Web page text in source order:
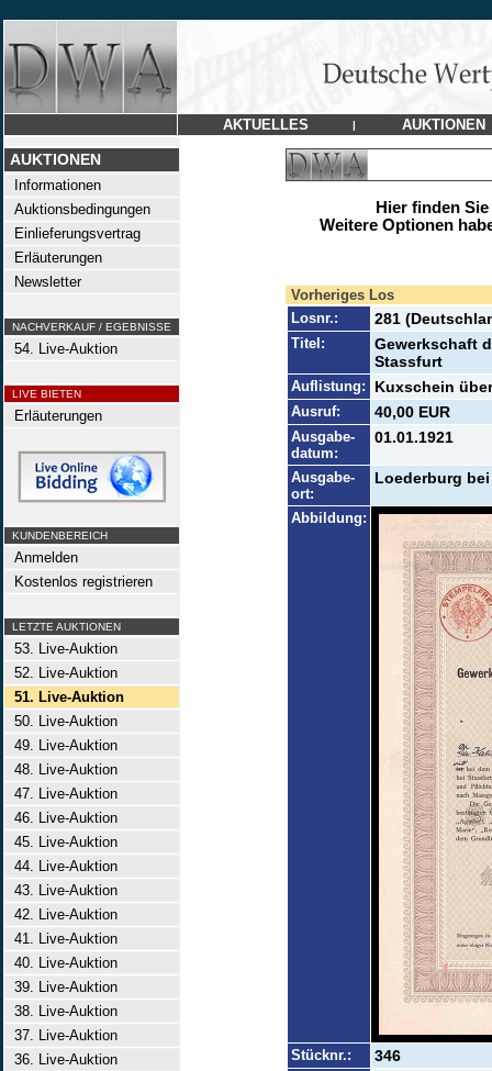
AKTUELLES | AUKTIONEN
AUKTIONEN
Informationen
Auktionsbedingungen
Einlieferungsvertrag
Erläuterungen
Newsletter
NACHVERKAUF / EGEBNISSE
54. Live-Auktion
LIVE BIETEN
Erläuterungen
KUNDENBEREICH
Anmelden
Kostenlos registrieren
LETZTE AUKTIONEN
53. Live-Auktion
52. Live-Auktion
51. Live-Auktion
50. Live-Auktion
49. Live-Auktion
48. Live-Auktion
47. Live-Auktion
46. Live-Auktion
45. Live-Auktion
44. Live-Auktion
43. Live-Auktion
42. Live-Auktion
41. Live-Auktion
40. Live-Auktion
39. Live-Auktion
38. Live-Auktion
37. Live-Auktion
36. Live-Auktion
Hier finden
Weitere Optionen
Vorheriges Los
Losnr.:
281
Titel:
Gewerkschaft
Stassfurt
Auflistung: Kuxschein
Ausruf: 40,00 EUR
Ausgabe-
datum:
01.01.1921
Ausgabe-
ort:
Loederburg
Abbildung:
Stücknr.: 346